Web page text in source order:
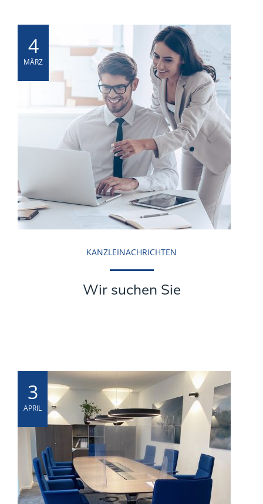
4
MÄRZ
KANZLEINACHRICHTEN
Wir suchen Sie
3
APRIL